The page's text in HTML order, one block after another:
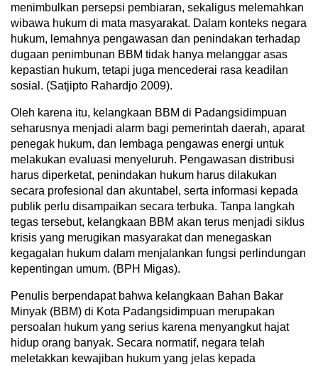
menimbulkan persepsi pembiaran, sekaligus melemahkan
wibawa hukum di mata masyarakat. Dalam konteks negara
hukum, lemahnya pengawasan dan penindakan terhadap
dugaan penimbunan BBM tidak hanya melanggar asas
kepastian hukum, tetapi juga mencederai rasa keadilan
sosial. (Satjipto Rahardjo 2009).
Oleh karena itu, kelangkaan BBM di Padangsidimpuan
seharusnya menjadi alarm bagi pemerintah daerah, aparat
penegak hukum, dan lembaga pengawas energi untuk
melakukan evaluasi menyeluruh. Pengawasan distribusi
harus diperketat, penindakan hukum harus dilakukan
secara profesional dan akuntabel, serta informasi kepada
publik perlu disampaikan secara terbuka. Tanpa langkah
tegas tersebut, kelangkaan BBM akan terus menjadi siklus
krisis yang merugikan masyarakat dan menegaskan
kegagalan hukum dalam menjalankan fungsi perlindungan
kepentingan umum. (BPH Migas).
Penulis berpendapat bahwa kelangkaan Bahan Bakar
Minyak (BBM) di Kota Padangsidimpuan merupakan
persoalan hukum yang serius karena menyangkut hajat
hidup orang banyak. Secara normatif, negara telah
meletakkan kewajiban hukum yang jelas kepada